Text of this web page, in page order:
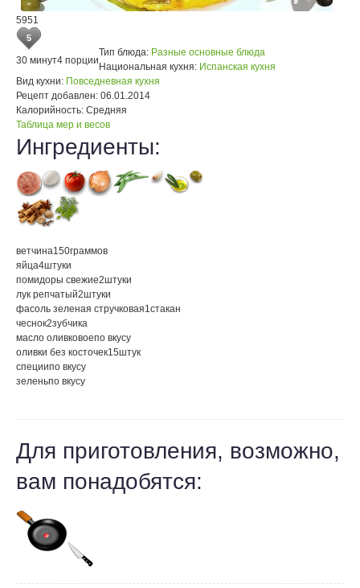
5951
5
30 минут4 порции
Тип блюда: Разные основные блюда
Национальная кухня: Испанская кухня
Вид кухни: Повседневная кухня
Рецепт добавлен: 06.01.2014
Калорийность: Средняя
Таблица мер и весов
Ингредиенты:
ветчина150граммов
яйца4штуки
помидоры свежие2штуки
лук репчатый2штуки
фасоль зеленая стручковая1стакан
чеснок2зубчика
масло оливковоепо вкусу
оливки без косточек15штук
специипо вкусу
зеленьпо вкусу
Для приготовления, возможно,
вам понадобятся: